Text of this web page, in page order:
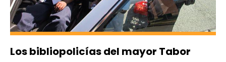
Los bibliopolicías del mayor Tabor